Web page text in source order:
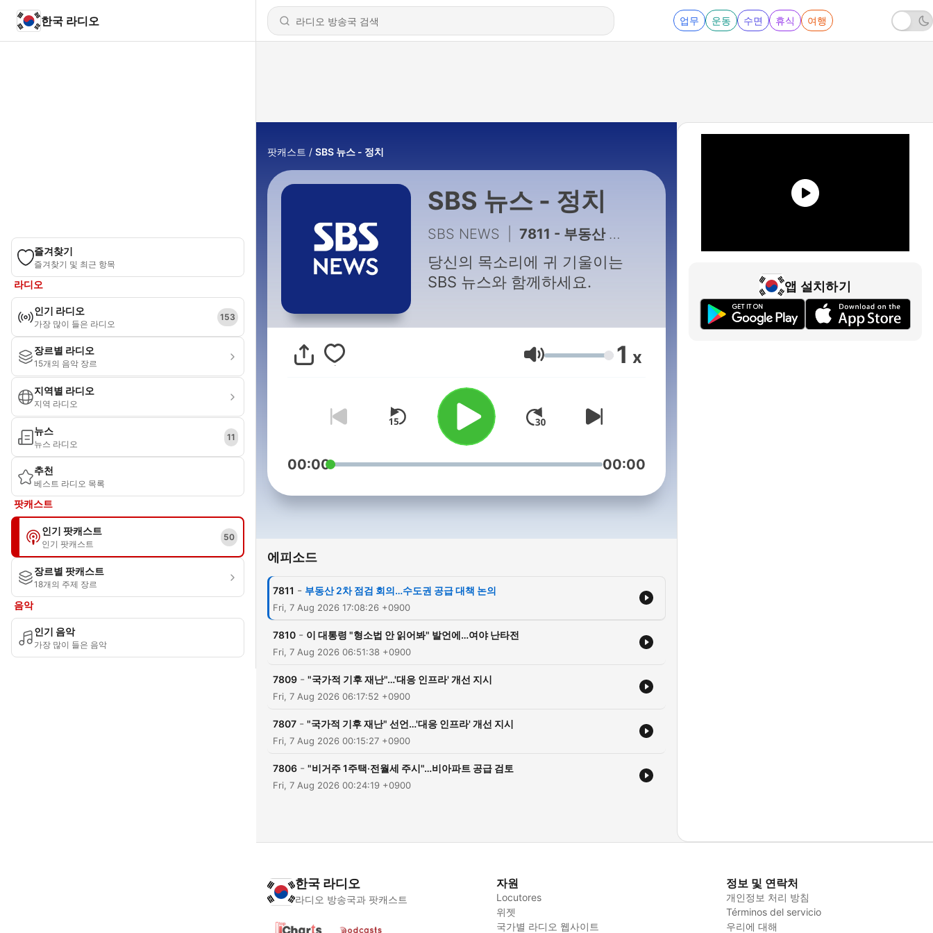
한국 라디오 업무 운동 수면 휴식 여행
즐겨찾기
즐겨찾기 및 최근 항목
라디오
인기 라디오
가장 많이 들은 라디오
153
장르별 라디오
15개의 음악 장르
지역별 라디오
지역 라디오
뉴스
뉴스 라디오
11
추천
베스트 라디오 목록
팟캐스트
인기 팟캐스트
인기 팟캐스트
50
장르별 팟캐스트
18개의 주제 장르
음악
인기 음악
가장 많이 들은 음악
팟캐스트 SBS 뉴스 - 정치
SBS 뉴스 - 정치
SBS NEWS 7811 - 부동산 2차 점검 회의…수도권 공급 대책 논의
당신의 목소리에 귀 기울이는
SBS 뉴스와 함께하세요.
음량 1 x
00:00 00:00
에피소드
7811 - 부동산 2차 점검 회의…수도권 공급 대책 논의
Fri, 7 Aug 2026 17:08:26 +0900
7810 - 이 대통령 "형소법 안 읽어봐" 발언에…여야 난타전
Fri, 7 Aug 2026 06:51:38 +0900
7809 - "국가적 기후 재난"…'대응 인프라' 개선 지시
Fri, 7 Aug 2026 06:17:52 +0900
7807 - "국가적 기후 재난" 선언…'대응 인프라' 개선 지시
Fri, 7 Aug 2026 00:15:27 +0900
7806 - "비거주 1주택·전월세 주시"…비아파트 공급 검토
Fri, 7 Aug 2026 00:24:19 +0900
앱 설치하기
한국 라디오
라디오 방송국과 팟캐스트
자원
Locutores
위젯
국가별 라디오 웹사이트
정보 및 연락처
개인정보 처리 방침
Términos del servicio
우리에 대해